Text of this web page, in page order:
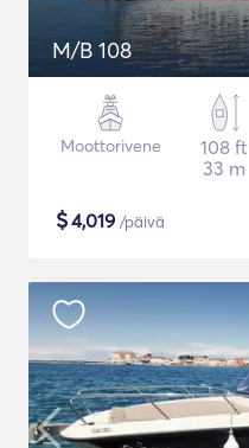
M/B 108
Moottorivene
108 ft
33 m
$4,019 /päivä